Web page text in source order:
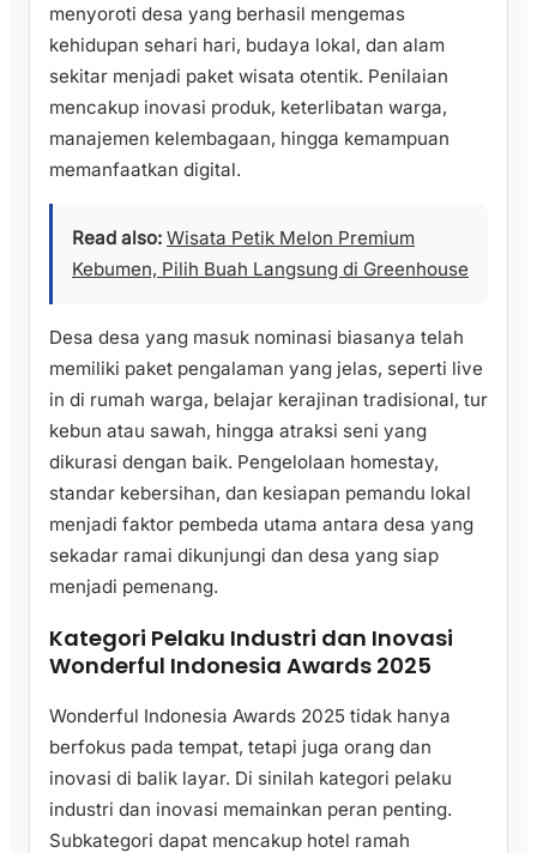
menyoroti desa yang berhasil mengemas
kehidupan sehari hari, budaya lokal, dan alam
sekitar menjadi paket wisata otentik. Penilaian
mencakup inovasi produk, keterlibatan warga,
manajemen kelembagaan, hingga kemampuan
memanfaatkan digital.
Read also: Wisata Petik Melon Premium
Kebumen, Pilih Buah Langsung di Greenhouse
Desa desa yang masuk nominasi biasanya telah
memiliki paket pengalaman yang jelas, seperti live
in di rumah warga, belajar kerajinan tradisional, tur
kebun atau sawah, hingga atraksi seni yang
dikurasi dengan baik. Pengelolaan homestay,
standar kebersihan, dan kesiapan pemandu lokal
menjadi faktor pembeda utama antara desa yang
sekadar ramai dikunjungi dan desa yang siap
menjadi pemenang.
Kategori Pelaku Industri dan Inovasi
Wonderful Indonesia Awards 2025
Wonderful Indonesia Awards 2025 tidak hanya
berfokus pada tempat, tetapi juga orang dan
inovasi di balik layar. Di sinilah kategori pelaku
industri dan inovasi memainkan peran penting.
Subkategori dapat mencakup hotel ramah